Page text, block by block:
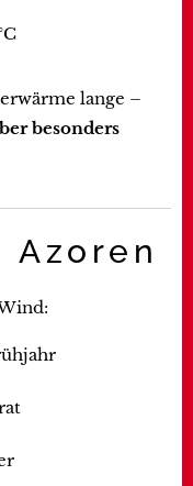
lange –
besonders
Azoren